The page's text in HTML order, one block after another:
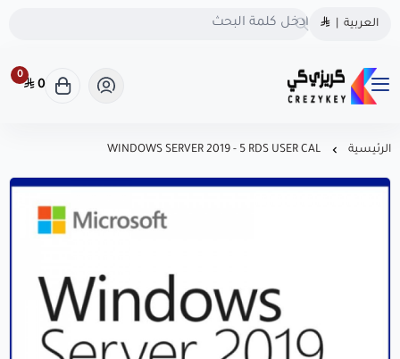
العربية
كريزى كى متجرك الموثوق لشراء كودك الرقمي
0
0
الرئيسية WINDOWS SERVER 2019 - 5 RDS USER CAL
لشراء كودك الرقمي
احصل على تراخيص أصلية
البرامج بأسعار منافسة! سرعة
CrezyKey هو خيارك الذكي
روابط مهمة